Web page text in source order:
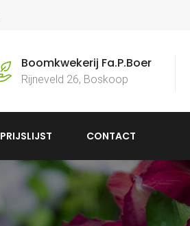
Boomkwekerij Fa.P.Boer
Rijneveld 26, Boskoop
PRIJSLIJST CONTACT